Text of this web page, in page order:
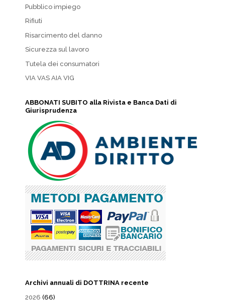
Pubblico impiego
Rifiuti
Risarcimento del danno
Sicurezza sul lavoro
Tutela dei consumatori
VIA VAS AIA VIG
ABBONATI SUBITO alla Rivista e Banca Dati di
Giurisprudenza
Archivi annuali di DOTTRINA recente
2026 (66)